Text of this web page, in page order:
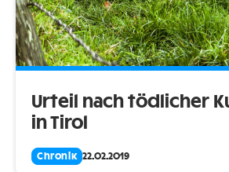
Urteil nach tödlicher
in Tirol
Chronik 22.02.2019